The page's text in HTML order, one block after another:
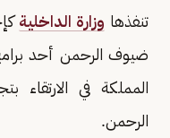
تنفذها وزارة الداخلية
المملكة في الارتقاء
الرحمن.